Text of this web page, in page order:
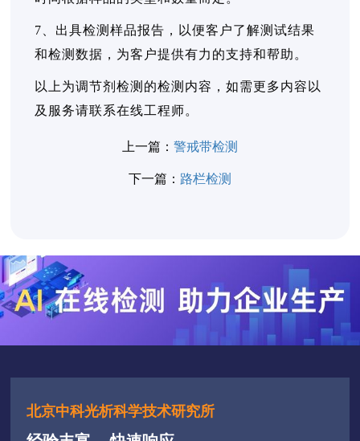
7、出具检测样品报告，以便客户了解测试结果
和检测数据，为客户提供有力的支持和帮助。
以上为调节剂检测的检测内容，如需更多内容以
及服务请联系在线工程师。
上一篇： 警戒带检测
下一篇： 路栏检测
北京中科光析科学技术研究所